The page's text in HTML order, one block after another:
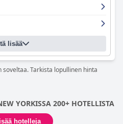
rentouttavaa viikonloppua tai
tapahtumien keskipisteessä.
lisää
Tarkista lopullinen hinta
YORKISSA 200+ HOTELLISTA
hotelleja